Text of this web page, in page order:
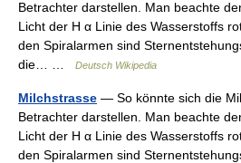
Betrachter darstellen. Man beachte
Licht der H α Linie des Wasserstoffs
den Spiralarmen sind
die… …
Deutsch Wikipedia
Milchstrasse — So könnte sich die
Betrachter darstellen. Man beachte
Licht der H α Linie des Wasserstoffs
den Spiralarmen sind